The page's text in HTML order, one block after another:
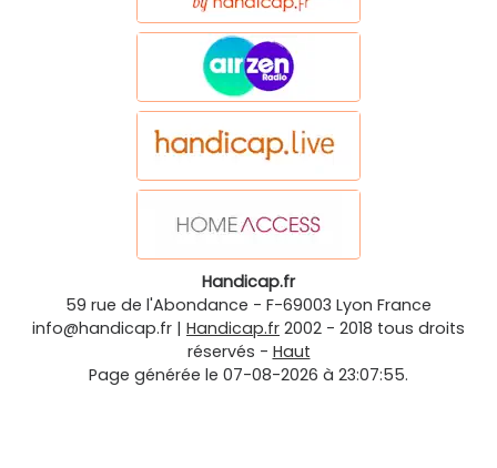
Handicap.fr
59 rue de l'Abondance - F-69003 Lyon France
info@handicap.fr | Handicap.fr 2002 - 2018 tous droits
réservés - Haut
Page générée le 07-08-2026 à 23:07:55.